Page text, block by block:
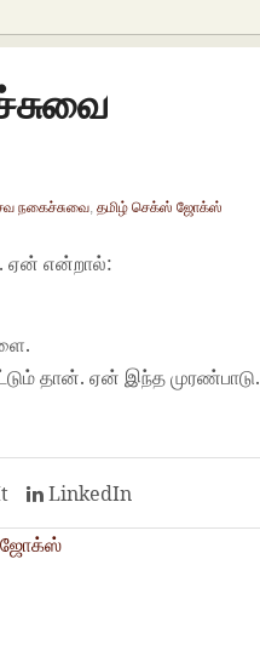
நகைச்சுவை ,தமிழ் செக்ஸ் ஜோக்ஸ்
ஏன் என்றால்:
தான். ஏன் இந்த முரண்பாடு.
LinkedIn
ஜோக்ஸ்